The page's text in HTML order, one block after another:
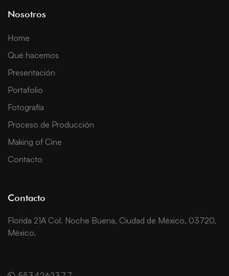
Nosotros
Home
Qué hacemos
Presentación
Portafolio
Fotografía
Proceso de Producción
Making of Cine
Contacto
Contacto
Florida 21A Col. Noche Buena, Ciudad de México, 03720,
México.